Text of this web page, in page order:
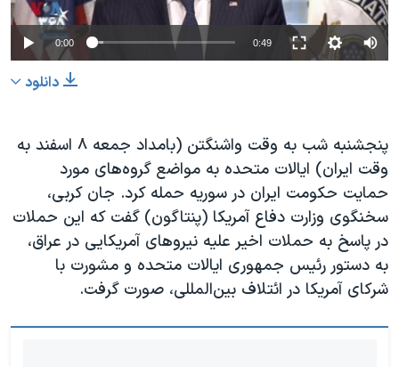
0:00 0:49
دانلود
پنجشنبه شب به وقت واشنگتن (بامداد جمعه ۸ اسفند به
وقت ایران) ایالات متحده به مواضع گروه‌های مورد
حمایت حکومت ایران در سوریه حمله کرد. جان کربی،
سخنگوی وزارت دفاع آمریکا (پنتاگون) گفت که این حملات
در پاسخ به حملات اخیر علیه نیروهای آمریکایی در عراق،
به دستور رئیس جمهوری ایالات متحده و مشورت با
شرکای آمریکا در ائتلاف بین‌المللی، صورت گرفت.